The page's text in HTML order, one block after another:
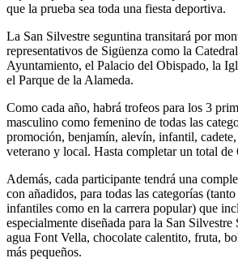
que la prueba sea toda una fiesta deportiva.
La San Silvestre seguntina transitará por
representativos de Sigüenza como la
Ayuntamiento, el Palacio del Obispado, la
el Parque de la Alameda.
Como cada año, habrá trofeos para los 3
masculino como femenino de todas las
promoción, benjamín, alevín, infantil,
veterano y local. Hasta completar un total de
Además, cada participante tendrá una
con añadidos, para todas las categorías
infantiles como en la carrera popular) que
especialmente diseñada para la San Silvestre
agua Font Vella, chocolate calentito, fruta,
más pequeños.